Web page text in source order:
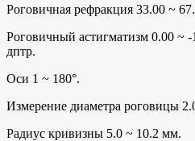
Роговичная рефракция 33.00 ~
Роговичный астигматизм 0.00 ~
дптр.
Оси 1 ~ 180°.
Измерение диаметра роговицы
Радиус кривизны 5.0 ~ 10.2 мм.